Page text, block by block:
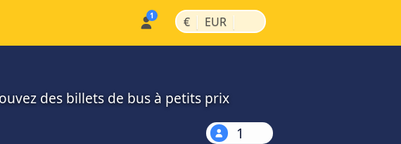
€ | EUR |
des billets de bus à petits prix
1